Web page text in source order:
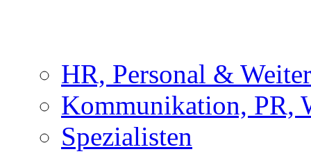
HR, Personal &
Kommunikation, PR,
Spezialisten